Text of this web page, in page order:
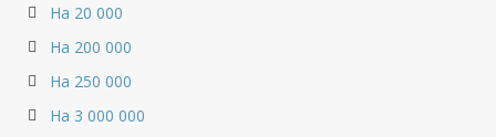
На 20 000
На 200 000
На 250 000
На 3 000 000